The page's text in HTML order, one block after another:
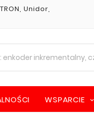
Unidor,
WSPARCIE